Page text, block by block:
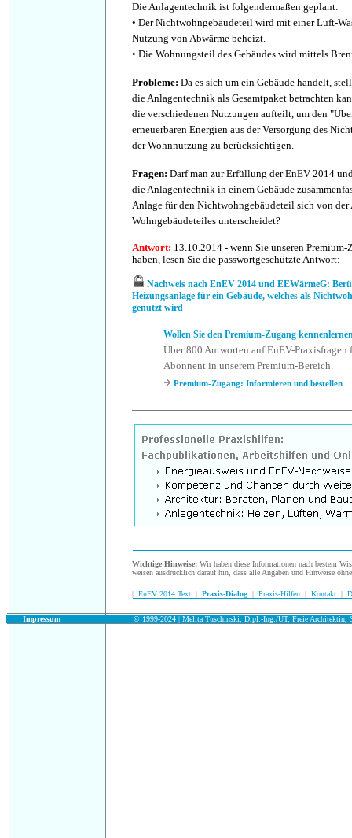
Die Anlagentechnik ist folgendermaßen geplant:
• Der Nichtwohngebäudeteil wird mit einer Luft-
Nutzung von Abwärme beheizt.
• Die Wohnungsteil des Gebäudes wird mittels
Probleme: Da es sich um ein Gebäude handelt,
die Anlagentechnik als Gesamtpaket betrachten
die verschiedenen Nutzungen aufteilt, um den
erneuerbaren Energien aus der Versorgung des
der Wohnnutzung zu berücksichtigen.
Fragen: Darf man zur Erfüllung der EnEV 2014
die Anlagentechnik in einem Gebäude
Anlage für den Nichtwohngebäudeteil sich von der
Wohngebäudeteiles unterscheidet?
Antwort: 13.10.2014 - wenn Sie unseren
haben, lesen Sie die passwortgeschützte Antwort:
Nachweis nach EnEV 2014 und EEWärmeG:
Heizungsanlage für ein Gebäude, welches als
genutzt wird
Wollen Sie den Premium-Zugang
Über 800 Antworten auf EnEV-Praxisfragen
Abonnent in unserem Premium-Bereich.
Premium-Zugang: Informieren und bestellen
Wichtige Hinweise: Wir haben diese Informationen nach bestem
weisen ausdrücklich darauf hin, dass alle Angaben und Hinweise
| EnEV 2014 Text | Praxis-Dialog | Praxis-Hilfen | Kontakt |
Impressum © 1999-2024 | Melita Tuschinski, Dipl.-Ing./UT, Freie Architektin,